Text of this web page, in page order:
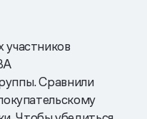
участников
Сравнили